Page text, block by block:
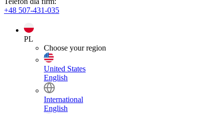
+48 507-431-035
PL
Choose your region
United States
English
International
English